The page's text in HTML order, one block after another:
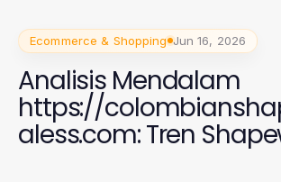
Ecommerce & Shopping Jun 16, 2026
Analisis Mendalam
https://
aless.com: Tren